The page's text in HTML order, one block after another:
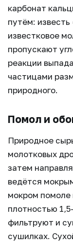
карбонат
путём: известь
известковое
пропускают
реакции
частицами
природного.
Помол и
Природное
молотковых
затем
ведётся
мокром
плотностью
фильтруют и
сушилках.